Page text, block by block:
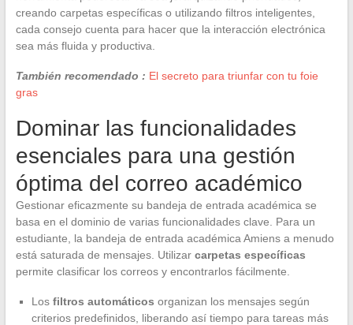
creando carpetas específicas o utilizando filtros inteligentes,
cada consejo cuenta para hacer que la interacción electrónica
sea más fluida y productiva.
También recomendado : El secreto para triunfar con tu foie
gras
Dominar las funcionalidades
esenciales para una gestión
óptima del correo académico
Gestionar eficazmente su bandeja de entrada académica se
basa en el dominio de varias funcionalidades clave. Para un
estudiante, la bandeja de entrada académica Amiens a menudo
está saturada de mensajes. Utilizar carpetas específicas
permite clasificar los correos y encontrarlos fácilmente.
Los filtros automáticos organizan los mensajes según
criterios predefinidos, liberando así tiempo para tareas más